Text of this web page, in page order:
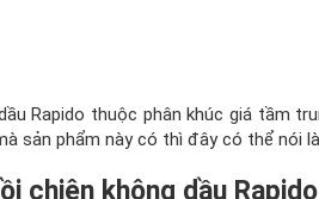
Rapido thuộc phân khúc giá tầm
sản phẩm này có thì đây có thể nói
chiên không dầu